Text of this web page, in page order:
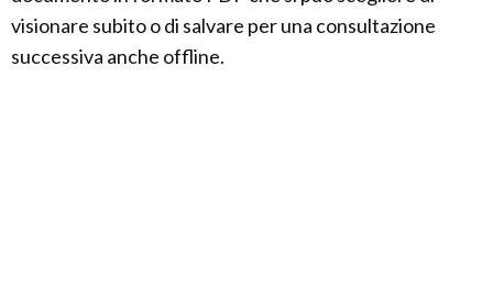
visionare subito o di salvare per una consultazione
successiva anche offline.